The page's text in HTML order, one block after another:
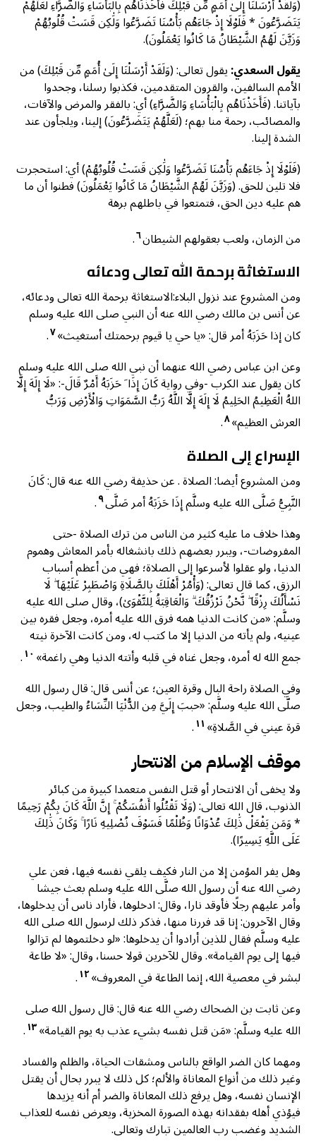
(وَلَقَدْ أَرْسَلْنَا إِلَىٰ أُمَمٍ مِّن قَبْلِكَ فَأَخَذْنَاهُم بِالْبَأْسَاءِ وَالضَّرَّاءِ لَعَلَّهُمْ
يَتَضَرَّعُونَ * فَلَوْلَا إِذْ جَاءَهُم بَأْسُنَا تَضَرَّعُوا وَلَٰكِن قَسَتْ قُلُوبُهُمْ
وَزَيَّنَ لَهُمُ الشَّيْطَانُ مَا كَانُوا يَعْمَلُونَ).
يقول السعدي:يقول تعالى: (وَلَقَدْ أَرْسَلْنَا إِلَىٰ أُمَمٍ مِّن قَبْلِكَ) من
الأمم السالفين، والقرون المتقدمين، فكذبوا رسلنا، وجحدوا
بآياتنا. (فَأَخَذْنَاهُم بِالْبَأْسَاءِ وَالضَّرَّاءِ) أي: بالفقر والمرض والآفات،
والمصائب، رحمة منا بهم؛ (لَعَلَّهُمْ يَتَضَرَّعُونَ) إلينا، ويلجأون عند
الشدة إلينا.
(فَلَوْلَا إِذْ جَاءَهُم بَأْسُنَا تَضَرَّعُوا وَلَٰكِن قَسَتْ قُلُوبُهُمْ) أي: استحجرت
فلا تلين للحق. (وَزَيَّنَ لَهُمُ الشَّيْطَانُ مَا كَانُوا يَعْمَلُونَ) فطنوا أن ما
هم عليه دين الحق، فتمتعوا في باطلهم برهة
من الزمان، ولعب بعقولهم الشيطان٦.
الاستغاثة برحمة الله تعالى ودعائه
ومن المشروع عند نزول البلاء:الاستغاثة برحمة الله تعالى ودعائه،
عن أنس بن مالك رضي الله عنه أن النبي صلى الله عليه وسلم
كان إذا حَزَبَهُ أمر قال: «يا حي يا قيوم برحمتك أستغيث»٧.
وعن ابن عباس رضي الله عنهما أن نبي الله صلى الله عليه وسلم
كان يقول عند الكرب -وفي رواية كَانَ إِذَا َ حَزَبَهُ أَمْرٌ قَالَ-: «لَا إِلَهَ إِلَّا
اللهُ الْعَظِيمُ الحَلِيمُ لَا إِلَهَ إِلَّا اللَّهُ رَبُّ السَّمَوَاتِ وَالْأَرْضِ وَرَبُّ
العرش العظيم»٨.
الإسراع إلى الصلاة
ومن المشروع أيضا: الصلاة . عن حذيفة رضي الله عنه قال: كَانَ
النَّبِيُّ صَلَّى الله عليه وسلَّم إِذَا حَزَبَهُ أمر صَلَّى٩.
وهذا خلاف ما عليه كثير من الناس من ترك الصلاة -حتى
المفروضات-، ويبرر بعضهم ذلك بانشغاله بأمر المعاش وهموم
الدنيا، ولو عقلوا لأسرعوا إلى الصلاة؛ فهي من أعظم أسباب
الرزق، كما قال تعالى: (وَأْمُرْ أَهْلَكَ بِالصَّلَاةِ وَاصْطَبِرْ عَلَيْهَا ۖ لَا
نَسْأَلُكَ رِزْقًا ۖ نَّحْنُ نَرْزُقُكَ ۗ وَالْعَاقِبَةُ لِلتَّقْوَىٰ)، وقال صلى الله عليه
وسلَّم: «من كانت الدنيا همه فرق الله عليه أمره، وجعل فقره بين
عينيه، ولم يأته من الدنيا إلا ما كتب له، ومن كانت الآخرة نيته
جمع الله له أمره، وجعل غناه في قلبه وأتته الدنيا وهي راغمة» ١٠.
وفي الصلاة راحة البال وقرة العين؛ عن أنس قال: قال رسول الله
صلَّى الله عليه وسلَّم: «حببَ إِلَيَّ مِن الدُّنْيَا النِّسَاءُ والطيب، وجعل
قرة عيني في الصَّلاةِ»١١.
موقف الإسلام من الانتحار
ولا يخفى أن الانتحار أو قتل النفس متعمدا كبيرة من كبائر
الذنوب، قال الله تعالى: (وَلَا تَقْتُلُوا أَنفُسَكُمْ ۚ إِنَّ اللَّهَ كَانَ بِكُمْ رَحِيمًا
* وَمَن يَفْعَلْ ذَٰلِكَ عُدْوَانًا وَظُلْمًا فَسَوْفَ نُصْلِيهِ نَارًا ۚ وَكَانَ ذَٰلِكَ
عَلَى اللَّهِ يَسِيرًا).
وهل يفر المؤمن إلا من النار فكيف يلقي نفسه فيها، فعن علي
رضي الله عنه أن رسول الله صلَّى الله عليه وسلم بعث جيشا
وأمر عليهم رجلًا فأوقد نارا، وقال: ادخلوها، فأراد ناس أن يدخلوها،
وقال الآخرون: إنا قد فررنا منها، فذكر ذلك لرسول الله صلى الله
عليه وسلَّم فقال للذين أرادوا أن يدخلوها: «لو دخلتموها لم تزالوا
فيها إلى يوم القيامة». وقال للآخرين قولا حسنا، وقال: «لا طاعة
لبشر في معصية الله، إنما الطاعة في المعروف»١٢.
وعن ثابت بن الضحاك رضي الله عنه قال: قال رسول الله صلى
الله عليه وسلَّم: «مَن قتل نفسه بشيء عذب به يوم القيامة»١٣.
ومهما كان الضر الواقع بالناس ومشقات الحياة، والظلم والفساد
وغير ذلك من أنواع المعاناة والألم؛ كل ذلك لا يبرر بحال أن يقتل
الإنسان نفسه، وهل يرفع ذلك المعاناة والضر أم أنه يزيدها
فيؤذي أهله بفقدانه بهذه الصورة المخزية، ويعرض نفسه للعذاب
الشديد وغضب رب العالمين تبارك وتعالى.